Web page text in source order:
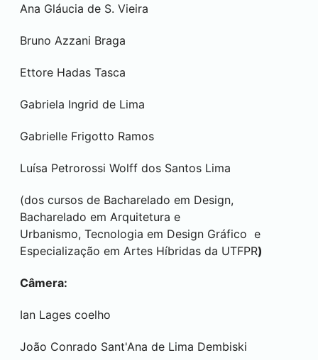
Ana Gláucia de S. Vieira
Bruno Azzani Braga
Ettore Hadas Tasca
Gabriela Ingrid de Lima
Gabrielle Frigotto Ramos
Luísa Petrorossi Wolff dos Santos Lima
(dos cursos de Bacharelado em Design,
Bacharelado em Arquitetura e
Urbanismo, Tecnologia em Design Gráfico e
Especialização em Artes Híbridas da UTFPR)
Câmera:
Ian Lages coelho
João Conrado Sant'Ana de Lima Dembiski